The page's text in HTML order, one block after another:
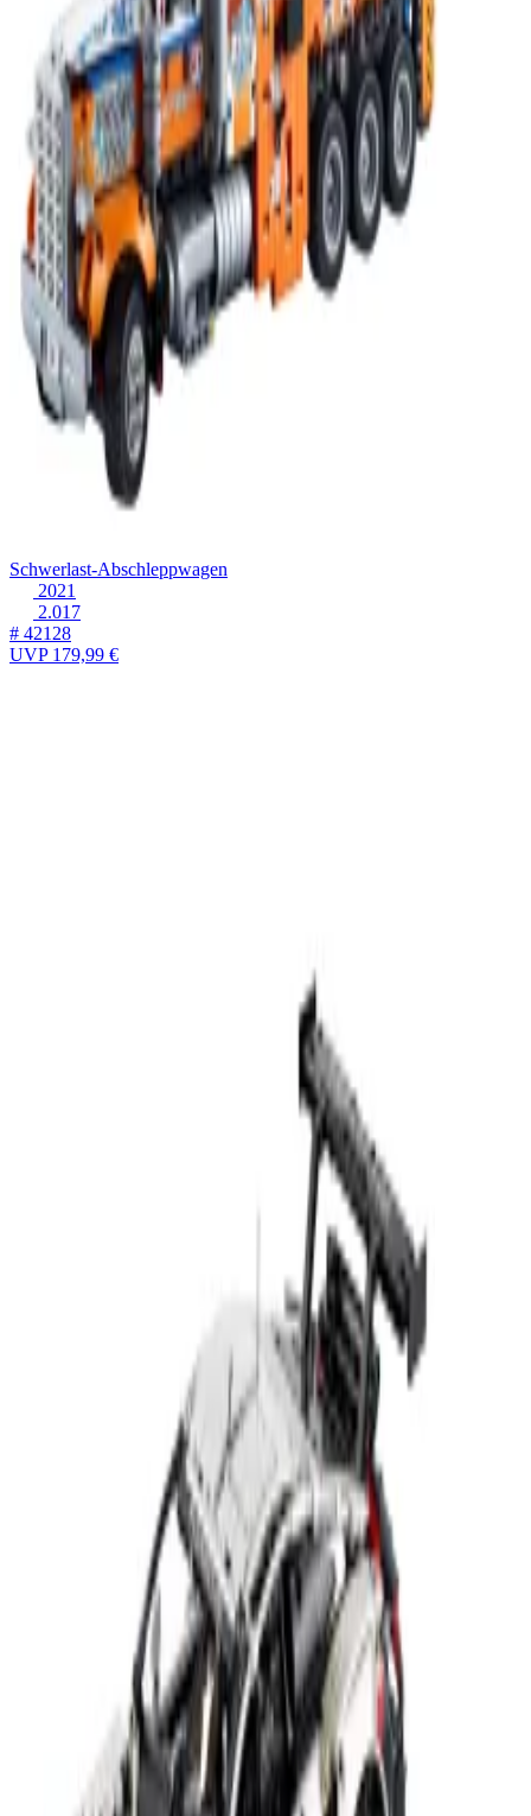
Schwerlast-Abschleppwagen
2021
2.017
# 42128
UVP179,99 €